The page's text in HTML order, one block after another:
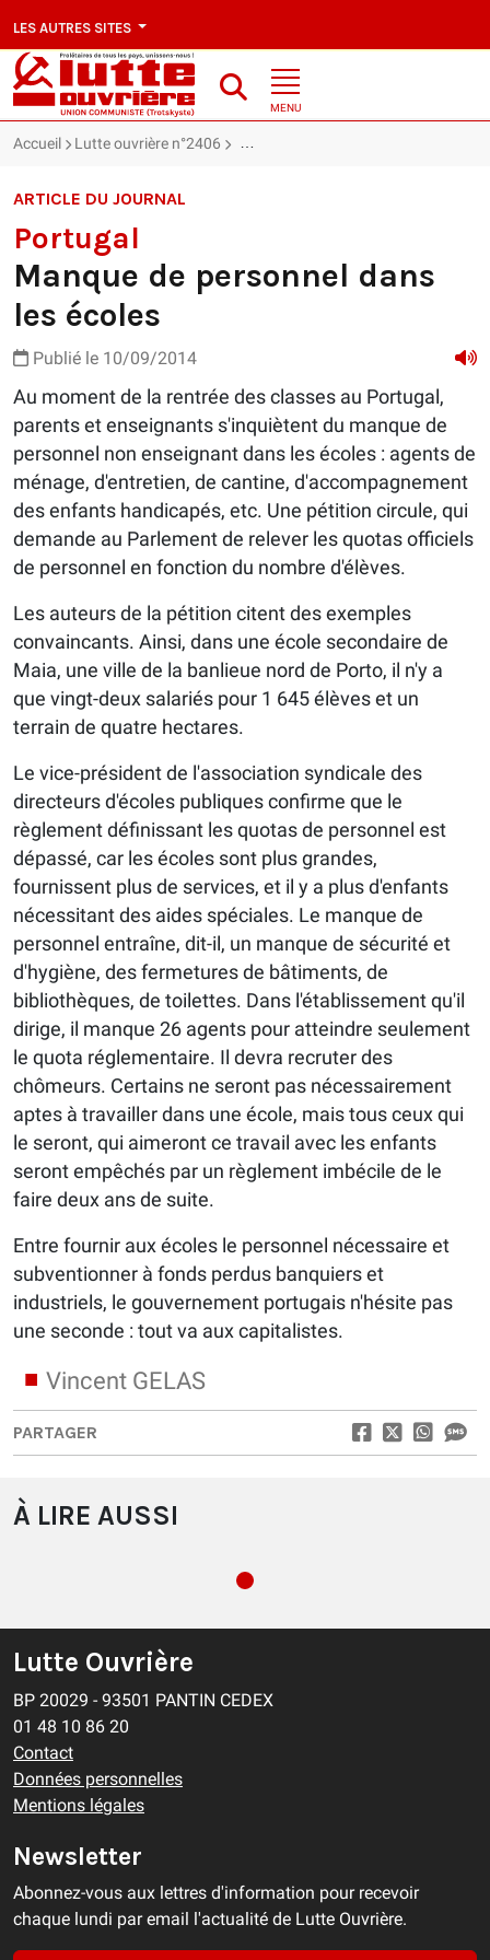
LES AUTRES SITES
MENU
Accueil Lutte ouvrière n°2406 Portugal : Manque de personnel dans
ARTICLE DU JOURNAL
Portugal
Manque de personnel dans
les écoles
Publié le 10/09/2014
Au moment de la rentrée des classes au Portugal,
parents et enseignants s'inquiètent du manque de
personnel non enseignant dans les écoles : agents de
ménage, d'entretien, de cantine, d'accompagnement
des enfants handicapés, etc. Une pétition circule, qui
demande au Parlement de relever les quotas officiels
de personnel en fonction du nombre d'élèves.
Les auteurs de la pétition citent des exemples
convaincants. Ainsi, dans une école secondaire de
Maia, une ville de la banlieue nord de Porto, il n'y a
que vingt-deux salariés pour 1 645 élèves et un
terrain de quatre hectares.
Le vice-président de l'association syndicale des
directeurs d'écoles publiques confirme que le
règlement définissant les quotas de personnel est
dépassé, car les écoles sont plus grandes,
fournissent plus de services, et il y a plus d'enfants
nécessitant des aides spéciales. Le manque de
personnel entraîne, dit-il, un manque de sécurité et
d'hygiène, des fermetures de bâtiments, de
bibliothèques, de toilettes. Dans l'établissement qu'il
dirige, il manque 26 agents pour atteindre seulement
le quota réglementaire. Il devra recruter des
chômeurs. Certains ne seront pas nécessairement
aptes à travailler dans une école, mais tous ceux qui
le seront, qui aimeront ce travail avec les enfants
seront empêchés par un règlement imbécile de le
faire deux ans de suite.
Entre fournir aux écoles le personnel nécessaire et
subventionner à fonds perdus banquiers et
industriels, le gouvernement portugais n'hésite pas
une seconde : tout va aux capitalistes.
Vincent GELAS
PARTAGER
À LIRE AUSSI
Lutte Ouvrière
BP 20029 - 93501 PANTIN CEDEX
01 48 10 86 20
Contact
Données personnelles
Mentions légales
Newsletter
Abonnez-vous aux lettres d'information pour recevoir
chaque lundi par email l'actualité de Lutte Ouvrière.